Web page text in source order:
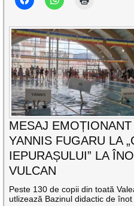
MESAJ
YANNIS FUGARU LA
IEPURAȘULUI” LA
VULCAN
Peste 130 de copii din toată
utlizează Bazinul didactic de înot